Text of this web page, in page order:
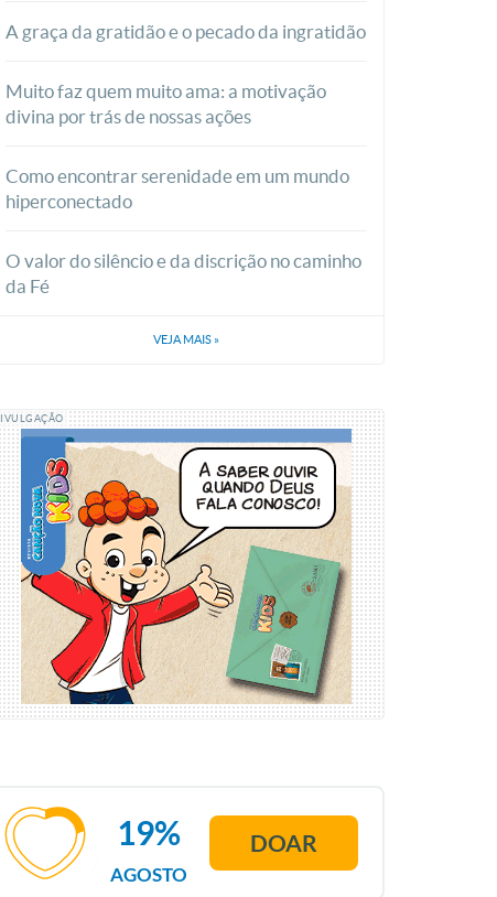
A graça da gratidão e o pecado da ingratidão
Muito faz quem muito ama: a motivação
divina por trás de nossas ações
Como encontrar serenidade em um mundo
hiperconectado
O valor do silêncio e da discrição no caminho
da Fé
VEJA MAIS »
AGOSTO
19% DOAR